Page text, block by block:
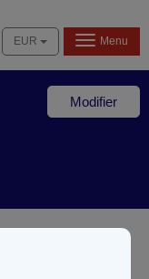
connecter
EUR Menu
Modifier